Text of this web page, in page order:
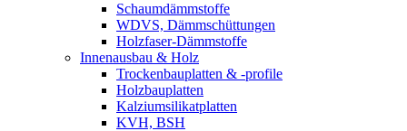
Schaumdämmstoffe
WDVS, Dämmschüttungen
Holzfaser-Dämmstoffe
Innenausbau & Holz
Trockenbauplatten & -profile
Holzbauplatten
Kalziumsilikatplatten
KVH, BSH